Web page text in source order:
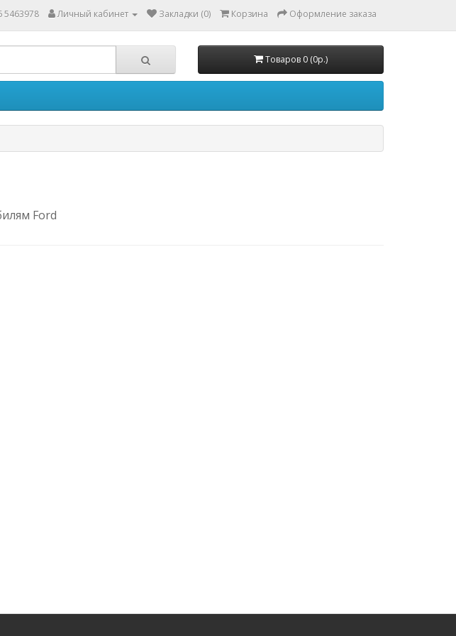
5463978 Личный кабинет Закладки (0) Корзина Оформление заказа
Товаров 0 (0р.)
Ford